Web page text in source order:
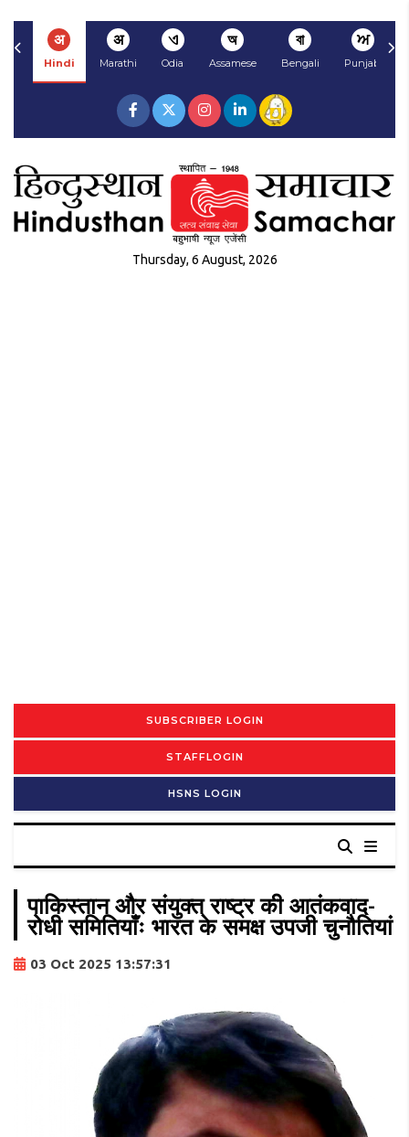
अ
Hindi
अ
Marathi
ଏ
Odia
অ
Assamese
বা
Bengali
ਅ
Punjabi
Thursday, 6 August, 2026
SUBSCRIBER LOGIN
STAFFLOGIN
HSNS LOGIN
पाकिस्तान और संयुक्त राष्ट्र की आतंकवाद-
रोधी समितियाँः भारत के समक्ष उपजी चुनौतियां
03 Oct 2025 13:57:31